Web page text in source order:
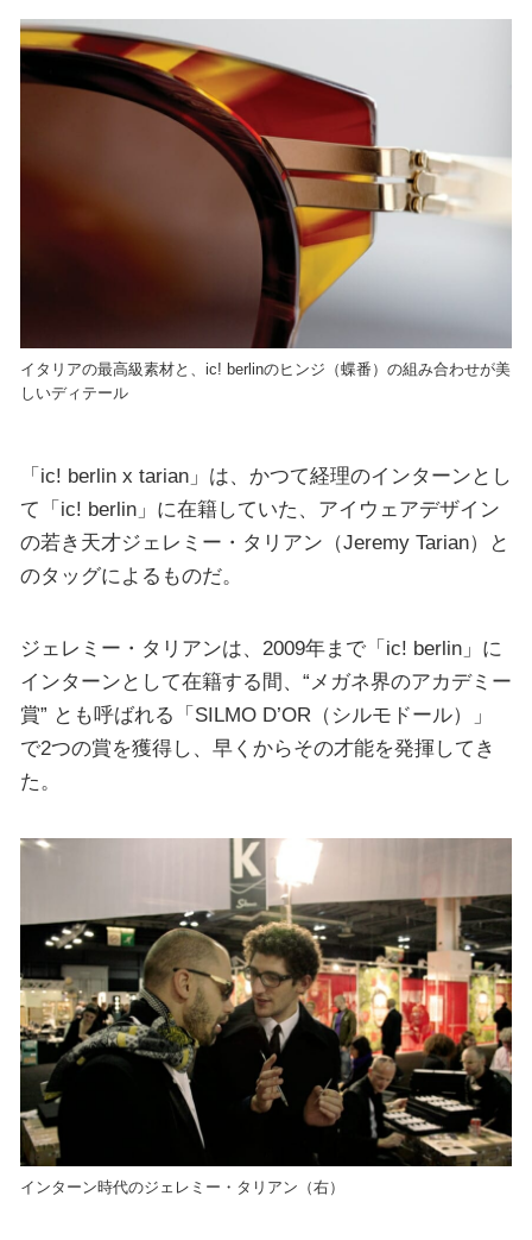
イタリアの最高級素材と、ic! berlinのヒンジ（蝶番）の組み合わせが美
しいディテール
「ic! berlin x tarian」は、かつて経理のインターンとし
て「ic! berlin」に在籍していた、アイウェアデザイン
の若き天才ジェレミー・タリアン（Jeremy Tarian）と
のタッグによるものだ。
ジェレミー・タリアンは、2009年まで「ic! berlin」に
インターンとして在籍する間、“メガネ界のアカデミー
賞” とも呼ばれる「SILMO D’OR（シルモドール）」
で2つの賞を獲得し、早くからその才能を発揮してき
た。
インターン時代のジェレミー・タリアン（右）